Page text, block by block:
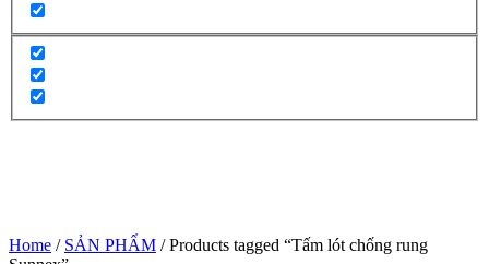
Home / SẢN PHẨM / Products tagged “Tấm lót chống rung